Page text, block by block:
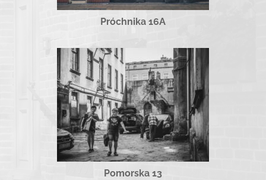
Próchnika 16A
Pomorska 13